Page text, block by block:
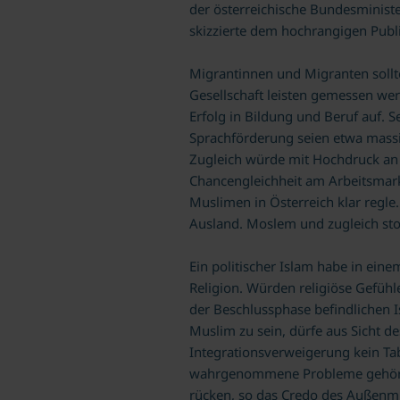
der österreichische
skizzierte dem hochrangigen
Migrantinnen und Migranten
Gesellschaft leisten gemessen
Erfolg in Bildung und Beruf auf.
Sprachförderung seien etwa
Zugleich würde mit Hochdruck
Chancengleichheit am
Muslimen in Österreich klar
Ausland. Moslem und zugleich
Ein politischer Islam habe in
Religion. Würden religiöse
der Beschlussphase befindlichen
Muslim zu sein, dürfe aus Sicht
Integrationsverweigerung kein
wahrgenommene Probleme
rücken, so das Credo des